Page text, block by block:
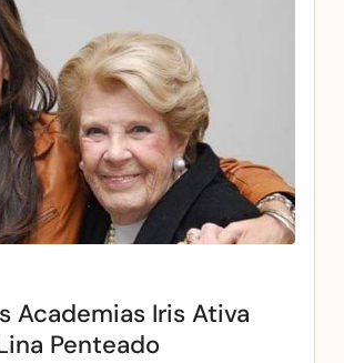
Academias Iris Ativa
Penteado